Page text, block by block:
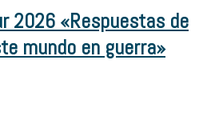
2026 «Respuestas de
mundo en guerra»